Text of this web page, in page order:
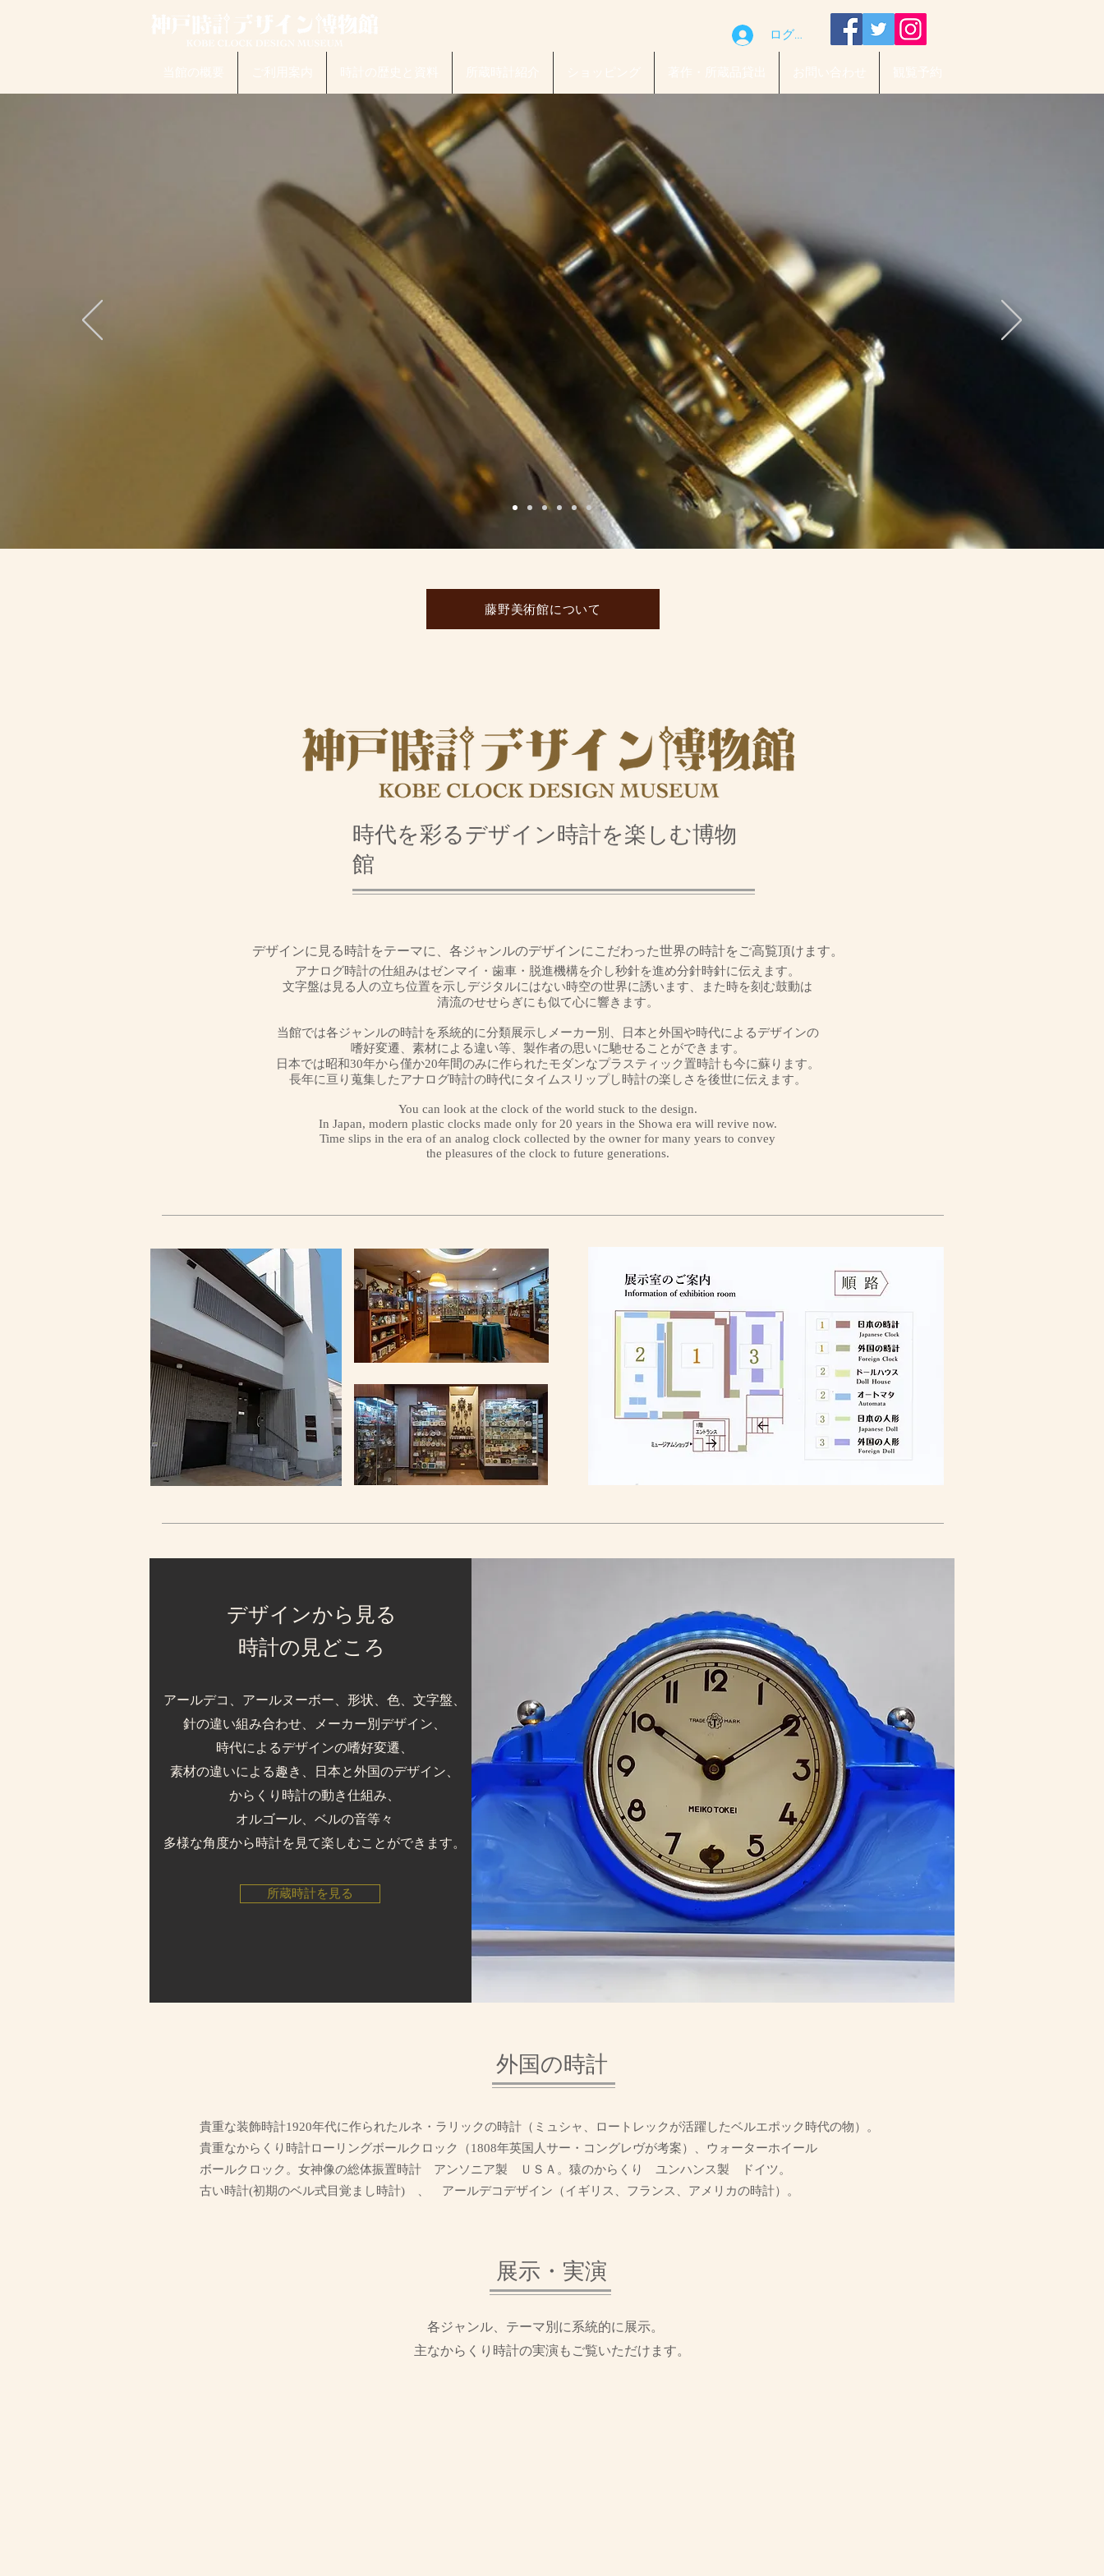
ログイン
藤野美術館について
時代を彩る​デザイン時計を楽しむ博物
館
デザインに見る時計をテーマに、各ジャンルのデザインにこだわった世界の時計をご高覧頂けます。
アナログ時計の仕組みはゼンマイ・歯車・脱進機構を介し秒針を進め分針時針に伝えます。
文字盤は見る人の立ち位置を示しデジタルにはない時空の世界に誘います、また時を刻む鼓動は
清流のせせらぎにも似て心に響きます。
当館では各ジャンルの時計を系統的に分類展示しメーカー別、日本と外国や時代によるデザインの
嗜好変遷、素材による違い等、製作者の思いに馳せることができます。
日本では昭和30年から僅か20年間のみに作られたモダンなプラスティック置時計も今に蘇ります。
長年に亘り蒐集したアナログ時計の時代にタイムスリップし時計の楽しさを後世に伝えます。
You can look at the clock of the world stuck to the design.
In Japan, modern plastic clocks made only for 20 years in the Showa era will revive now.
Time slips in the era of an analog clock collected by the owner for many years to convey
the pleasures of the clock to future generations.
デザインから見る
時計の見どころ
アールデコ、アールヌーボー、形状、色、文字盤、
針の違い組み合わせ、メーカー別デザイン、
時代によるデザインの嗜好変遷、
素材の違いによる趣き、日本と外国のデザイン、
からくり時計の動き仕組み、
オルゴール、ベルの音等々
多様な角度から時計を見て楽しむことができます。
所蔵時計を見る
外国の時計
貴重な装飾時計1920年代に作られたルネ・ラリックの時計（ミュシャ、ロートレックが活躍したベルエポック時代の物）。
貴重なからくり時計ローリングボールクロック（1808年英国人サー・コングレヴが考案）、ウォーターホイール
ボールクロック。女神像の総体振置時計 アンソニア製 ＵＳＡ。猿のからくり ユンハンス製 ドイツ。
古い時計(初期のベル式目覚まし時計) 、 アールデコデザイン（イギリス、フランス、アメリカの時計）。
​展示・実演
各ジャンル、テーマ別に系統的に展示。
主なからくり時計の実演もご覧いただけます。